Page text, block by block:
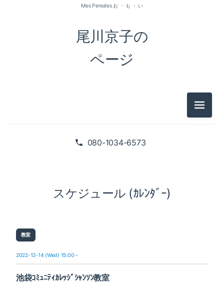
080-1034-6573
尾川京子の
ページ
Mes Pensées お ・ も ・ い
メニュ
スケジュール (ｶﾚﾝﾀﾞｰ)
教室
2022-12-14 (Wed) 15:00～
池袋ｺﾐｭﾆﾃｨｶﾚｯｼﾞｼｬﾝｿﾝ教室